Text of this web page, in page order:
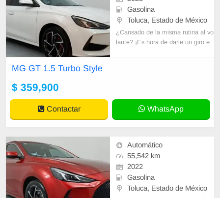
Gasolina
Toluca, Estado de México
¿Cansado de la misma rutina al vo
lante? ¡Es hora de darle un giro e
MG GT 1.5 Turbo Style
$ 359,900
Contactar WhatsApp
Automático
55,542 km
2022
Gasolina
Toluca, Estado de México